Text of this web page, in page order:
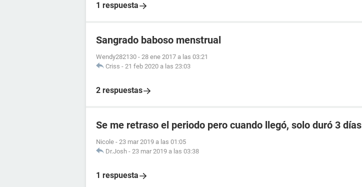
1 respuesta
Sangrado baboso menstrual
Wendy282130 - 28 ene 2017 a las 03:21
Criss - 21 feb 2020 a las 23:03
2 respuestas
Se me retraso el periodo pero cuando llegó, solo duró 3 días
Nicole - 23 mar 2019 a las 01:05
Dr.Josh - 23 mar 2019 a las 03:38
1 respuesta